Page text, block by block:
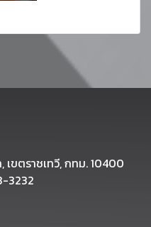
ขตราชเทวี, กทม. 10400
3232